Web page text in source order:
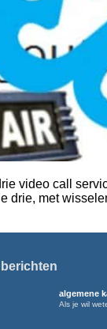
video call
met
algemene
Als je wil